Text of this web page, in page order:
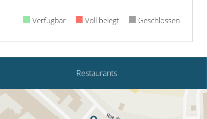
Verfügbar Voll belegt Geschlossen
Restaurants